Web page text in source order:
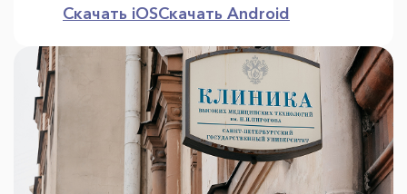
Скачать iOSСкачать Android